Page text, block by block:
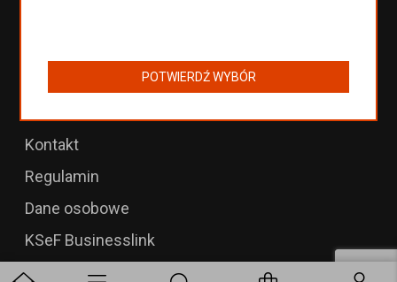
Programy WAPRO
Kontakt
Regulamin
Dane osobowe
KSeF Businesslink
POTWIERDŹ WYBÓR